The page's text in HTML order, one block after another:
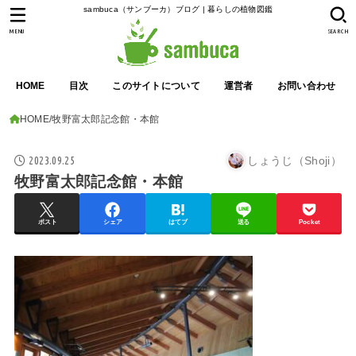
sambuca（サンブーカ）ブログ | 暮らしの植物図鑑
HOME 目次 このサイトについて 運営者 お問い合わせ
SEARCH
MENU
HOME 牧野富太郎記念館・本館
2023.09.25 しょうじ（Shoji）
牧野富太郎記念館・本館
ポスト シェア はてブ 送る Pocket